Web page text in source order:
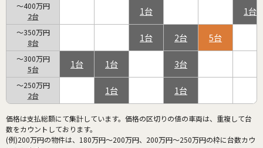
～400万円
2
1 1
～350万円
8
1 2 5
～300万円
5
1 1 3
～250万円
2
1 1
価格は支払総額にて集計しています。価格の区切りの値の車両は、重複して台
数をカウントしております。
(例)200万円の物件は、180万円～200万円、200万円～250万円の枠に台数カウ